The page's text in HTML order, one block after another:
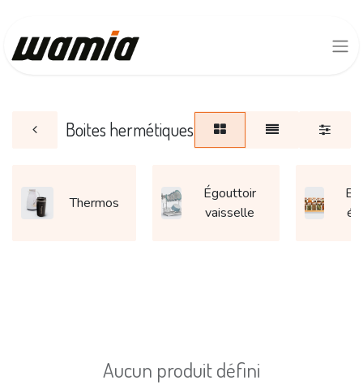
Boites hermétiques
Thermos
Égouttoir
vaisselle
Aucun produit défini